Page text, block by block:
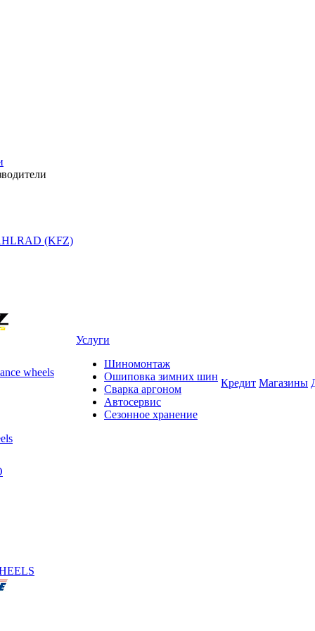
(KFZ)
wheels
Услуги
Шиномонтаж
Ошиповка зимних шин
Сварка аргоном
Автосервис
Сезонное хранение
Кредит Магазины